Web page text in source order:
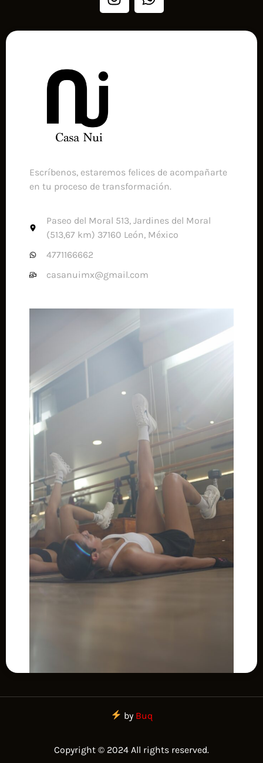
Escríbenos, estaremos felices de acompañarte
en tu proceso de transformación.
Paseo del Moral 513, Jardines del Moral
(513,67 km) 37160 León, México
4771166662
casanuimx@gmail.com
by Buq
Copyright © 2024 All rights reserved.